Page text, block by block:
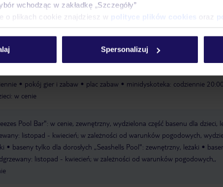
wchodząc w zakładkę „Szczegóły”
o plikach cookie znajdziesz w polityce plików cookies oraz
Spersonalizuj
leżaki w cenie ręczniki
pokój gier i zabaw plac zabaw
minidyskoteka: codziennie
w cenie
Pool Bar": w cenie, zewnętrzny, wydzielona część basenu dla dzieci,
listopad - kwiecień; w zależności od warunków pogodowych,
baseny tylko dla dorosłych „Seashells Pool": zewnętrzny, leżaki
listopad - kwiecień; w zależności od warunków pogodowych,,